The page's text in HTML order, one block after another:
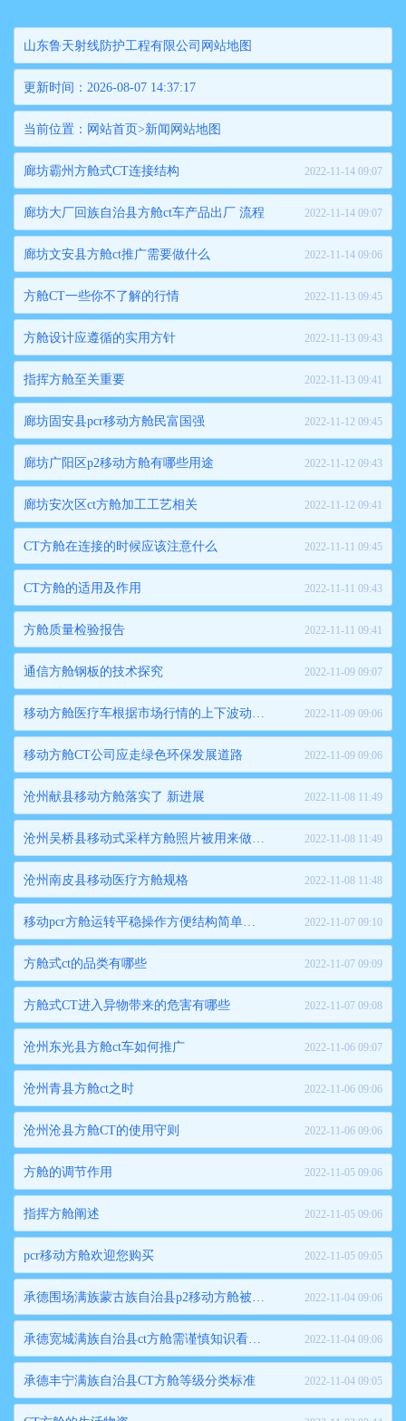
山东鲁天射线防护工程有限公司网站地图
更新时间：2026-08-07 14:37:17
当前位置： 网站首页>新闻网站地图
廊坊霸州方舱式CT连接结构 2022-11-14 09:07
廊坊大厂回族自治县方舱ct车产品出厂 流程 2022-11-14 09:07
廊坊文安县方舱ct推广需要做什么 2022-11-14 09:06
方舱CT一些你不了解的行情 2022-11-13 09:45
方舱设计应遵循的实用方针 2022-11-13 09:43
指挥方舱至关重要 2022-11-13 09:41
廊坊固安县pcr移动方舱民富国强 2022-11-12 09:45
廊坊广阳区p2移动方舱有哪些用途 2022-11-12 09:43
廊坊安次区ct方舱加工工艺相关 2022-11-12 09:41
CT方舱在连接的时候应该注意什么 2022-11-11 09:45
CT方舱的适用及作用 2022-11-11 09:43
方舱质量检验报告 2022-11-11 09:41
通信方舱钢板的技术探究 2022-11-09 09:07
移动方舱医疗车根据市场行情的上下波动报价的 2022-11-09 09:06
移动方舱CT公司应走绿色环保发展道路 2022-11-09 09:06
沧州献县移动方舱落实了 新进展 2022-11-08 11:49
沧州吴桥县移动式采样方舱照片被用来做这些事儿 2022-11-08 11:49
沧州南皮县移动医疗方舱规格 2022-11-08 11:48
移动pcr方舱运转平稳操作方便结构简单各种优势 2022-11-07 09:10
方舱式ct的品类有哪些 2022-11-07 09:09
方舱式CT进入异物带来的危害有哪些 2022-11-07 09:08
沧州东光县方舱ct车如何推广 2022-11-06 09:07
沧州青县方舱ct之时 2022-11-06 09:06
沧州沧县方舱CT的使用守则 2022-11-06 09:06
方舱的调节作用 2022-11-05 09:06
指挥方舱阐述 2022-11-05 09:06
pcr移动方舱欢迎您购买 2022-11-05 09:05
承德围场满族蒙古族自治县p2移动方舱被污染的危害 2022-11-04 09:06
承德宽城满族自治县ct方舱需谨慎知识看过来 2022-11-04 09:06
承德丰宁满族自治县CT方舱等级分类标准 2022-11-04 09:05